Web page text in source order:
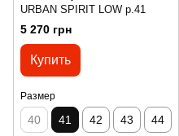
URBAN SPIRIT LOW р.41
5 270 грн
Купить
Размер
40 41 42 43 44